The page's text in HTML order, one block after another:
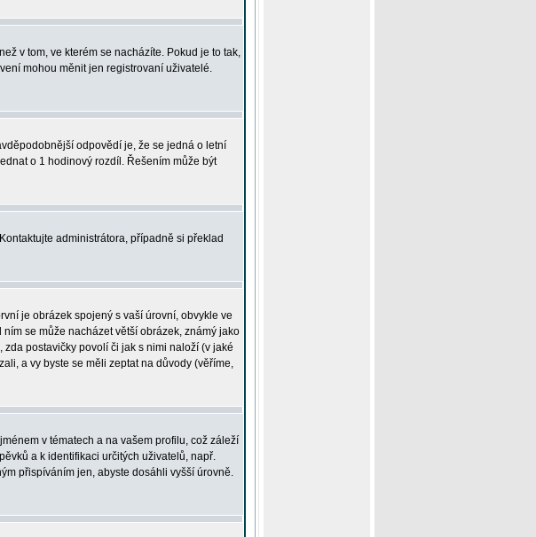
v tom, ve kterém se nacházíte. Pokud je to tak,
mohou měnit jen registrovaní uživatelé.
odpovědí je, že se jedná o letní
o 1 hodinový rozdíl. Řešením může být
administrátora, případně si překlad
je obrázek spojený s vaší úrovní, obvykle ve
se může nacházet větší obrázek, známý jako
postavičky povolí či jak s nimi naloží (v jaké
a vy byste se měli zeptat na důvody (věříme,
v tématech a na vašem profilu, což záleží
a k identifikaci určitých uživatelů, např.
přispíváním jen, abyste dosáhli vyšší úrovně.